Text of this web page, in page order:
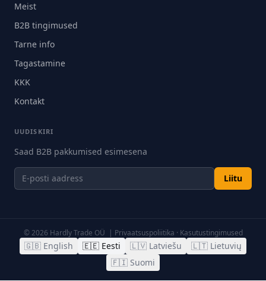
Meist
B2B tingimused
Tarne info
Tagastamine
KKK
Kontakt
UUDISKIRI
Saad B2B pakkumised esimesena
Liitu
©2026 Hardly Trade OÜ | Privaatsuspoliitika · Kasutustingimused
🇬🇧 English 🇪🇪 Eesti 🇱🇻 Latviešu 🇱🇹 Lietuvių
🇫🇮 Suomi